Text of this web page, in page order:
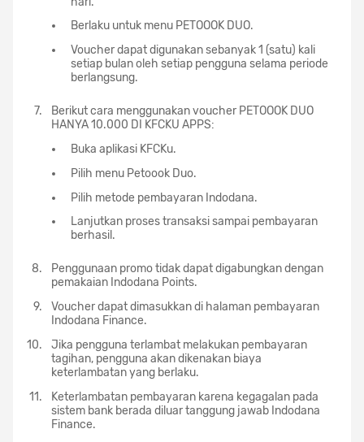
Berlaku untuk menu PETOOOK DUO.
Voucher dapat digunakan sebanyak 1 (satu) kali
setiap bulan oleh setiap pengguna selama periode
berlangsung.
Berikut cara menggunakan voucher PETOOOK DUO
HANYA 10.000 DI KFCKU APPS:
Buka aplikasi KFCKu.
Pilih menu Petoook Duo.
Pilih metode pembayaran Indodana.
Lanjutkan proses transaksi sampai pembayaran
berhasil.
Penggunaan promo tidak dapat digabungkan dengan
pemakaian Indodana Points.
Voucher dapat dimasukkan di halaman pembayaran
Indodana Finance.
Jika pengguna terlambat melakukan pembayaran
tagihan, pengguna akan dikenakan biaya
keterlambatan yang berlaku.
Keterlambatan pembayaran karena kegagalan pada
sistem bank berada diluar tanggung jawab Indodana
Finance.